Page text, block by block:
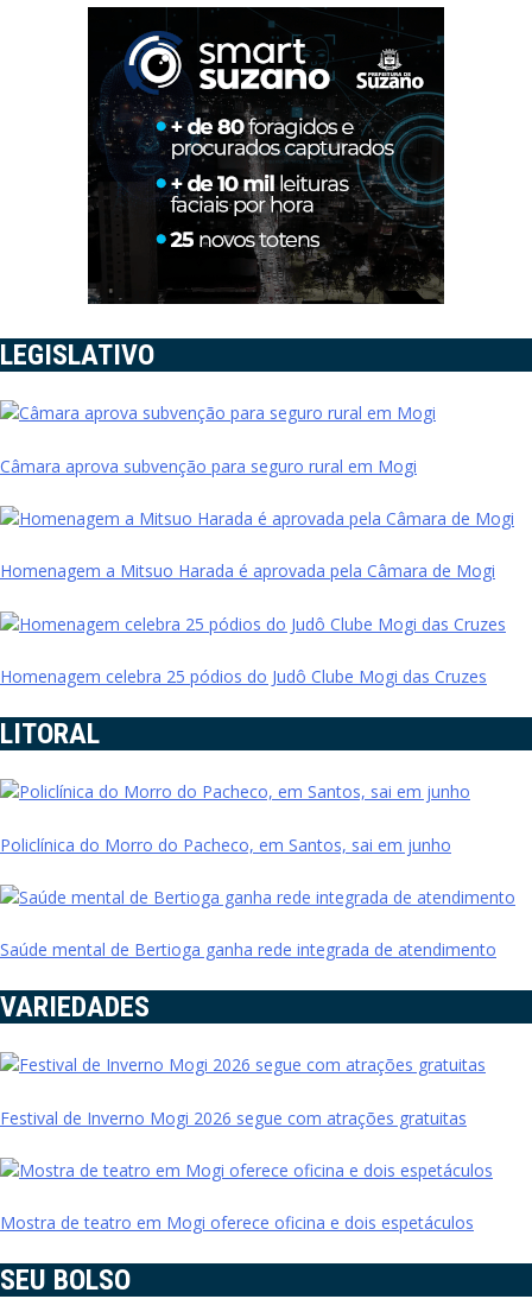
LEGISLATIVO
Câmara aprova subvenção para seguro rural em Mogi
Homenagem a Mitsuo Harada é aprovada pela Câmara de Mogi
Homenagem celebra 25 pódios do Judô Clube Mogi das Cruzes
LITORAL
Policlínica do Morro do Pacheco, em Santos, sai em junho
Saúde mental de Bertioga ganha rede integrada de atendimento
VARIEDADES
Festival de Inverno Mogi 2026 segue com atrações gratuitas
Mostra de teatro em Mogi oferece oficina e dois espetáculos
SEU BOLSO